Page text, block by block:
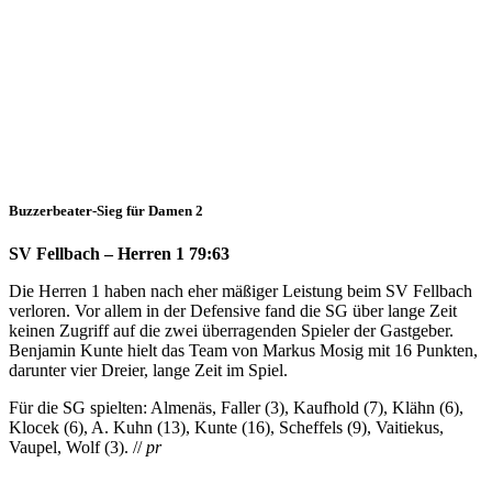
Buzzerbeater-Sieg für Damen 2
SV Fellbach – Herren 1 79:63
Die Herren 1 haben nach eher mäßiger Leistung beim SV Fellbach
verloren. Vor allem in der Defensive fand die SG über lange Zeit
keinen Zugriff auf die zwei überragenden Spieler der Gastgeber.
Benjamin Kunte hielt das Team von Markus Mosig mit 16 Punkten,
darunter vier Dreier, lange Zeit im Spiel.
Für die SG spielten: Almenäs, Faller (3), Kaufhold (7), Klähn (6),
Klocek (6), A. Kuhn (13), Kunte (16), Scheffels (9), Vaitiekus,
Vaupel, Wolf (3). //pr